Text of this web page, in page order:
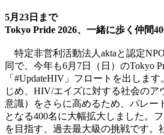
5月23日まで
Tokyo Pride 2026、一緒に歩く仲間
特定非営利活動法人aktaと認定
同で、今年も6月7日（日）のTokyo
「#UpdateHIV」フロートを出しま
じめ、HIV/エイズに対する社会のア
意識）をさらに高めるため、パレー
となる400名に大幅拡大しました。
を目指す、過去最大級の挑戦です。